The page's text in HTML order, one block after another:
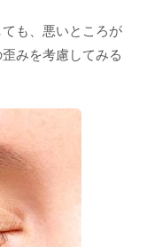
も、悪いところが
みを考慮してみる